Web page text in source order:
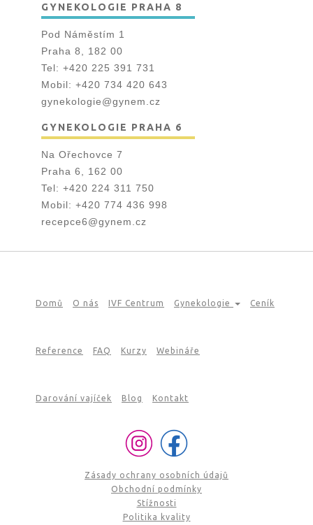
GYNEKOLOGIE PRAHA 8
Pod Náměstím 1
Praha 8, 182 00
Tel: +420 225 391 731
Mobil: +420 734 420 643
gynekologie@gynem.cz
GYNEKOLOGIE PRAHA 6
Na Ořechovce 7
Praha 6, 162 00
Tel: +420 224 311 750
Mobil: +420 774 436 998
recepce6@gynem.cz
Domů O nás IVF Centrum Gynekologie Ceník
Reference FAQ Kurzy Webináře
Darování vajíček Blog Kontakt
Zásady ochrany osobních údajů
Obchodní podmínky
Stížnosti
Politika kvality